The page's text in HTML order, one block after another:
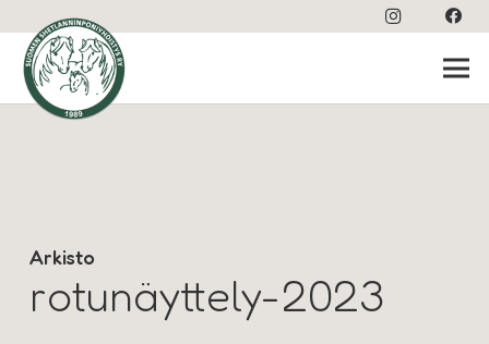
Arkisto
rotunäyttely-2023